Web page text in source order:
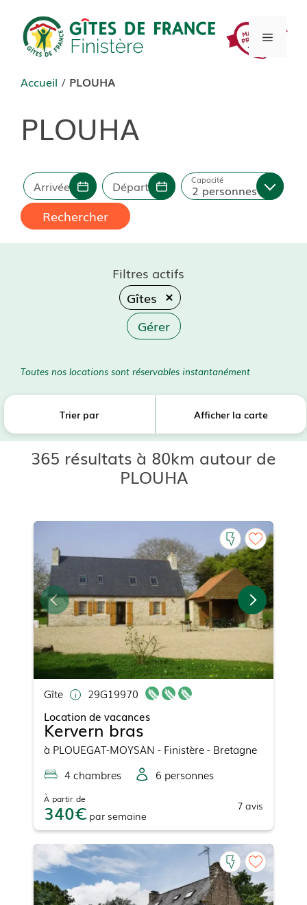
contenu
Menu
Accueil / PLOUHA
PLOUHA
Arrivée Départ 2 personnes
Capacité
Rechercher
Filtres actifs
Gîtes
Gérer
Toutes nos locations sont réservables instantanément
365 résultats à 80km autour de
PLOUHA
Trier par Afficher la carte
Gîte
29G19970
Location de vacances
Kervern bras
à PLOUEGAT-MOYSAN - Finistère - Bretagne
4chambres 6 personnes
À partir de
340 par semaine
7 avis